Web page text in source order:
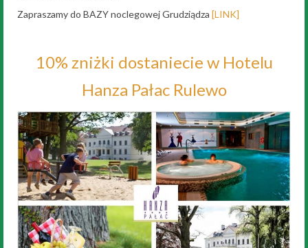
Noclegi
Zapraszamy do BAZY noclegowej Grudziądza [LINK]
10% zniżki dostaniecie w Hotelu
Hanza Pałac Rulewo